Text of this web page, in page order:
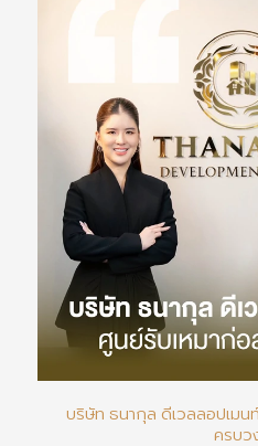
บริษัท ธนากุล ดีเวลลอปเมน
ครบว